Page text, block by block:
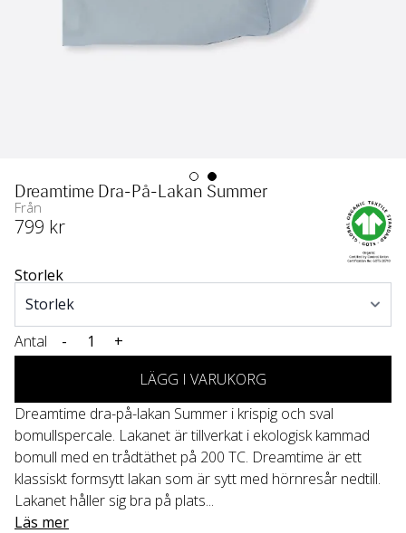
Dreamtime Dra-På-Lakan Summer
Från
799 kr
Storlek
Antal -
+
LÄGG I VARUKORG
Dreamtime dra-på-lakan Summer i krispig och sval
bomullspercale. Lakanet är tillverkat i ekologisk kammad
bomull med en trådtäthet på 200 TC. Dreamtime är ett
klassiskt formsytt lakan som är sytt med hörnresår nedtill.
Lakanet håller sig bra på plats...
Läs mer